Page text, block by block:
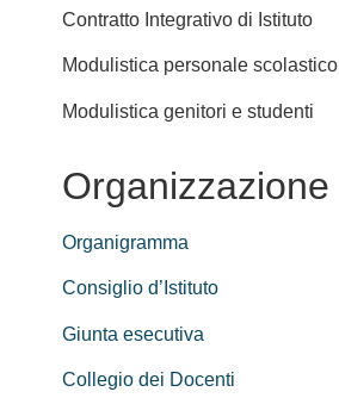
Contratto Integrativo di Istituto
Modulistica personale scolastico
Modulistica genitori e studenti
Organizzazione
Organigramma
Consiglio d’Istituto
Giunta esecutiva
Collegio dei Docenti